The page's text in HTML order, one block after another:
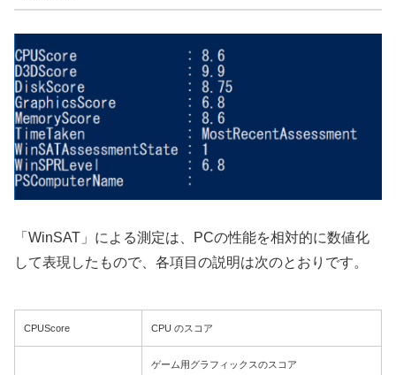
「WinSAT」による測定は、PCの性能を相対的に数値化
して表現したもので、各項目の説明は次のとおりです。
CPUScore CPU のスコア
ゲーム用グラフィックスのスコア